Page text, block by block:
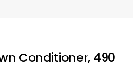
Conditioner, 490